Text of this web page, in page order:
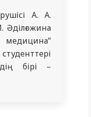
А. А.
бірі –